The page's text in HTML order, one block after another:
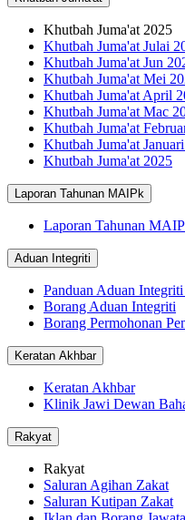
Khutbah Juma'at 2025
Khutbah Juma'at Julai
Khutbah Juma'at Jun
Khutbah Juma'at Mei
Khutbah Juma'at April
Khutbah Juma'at Mac
Khutbah Juma'at
Khutbah Juma'at
Khutbah Juma'at 2025
Laporan Tahunan MAIPk
Laporan Tahunan
Aduan Integriti
Panduan Aduan
Borang Aduan Integriti
Borang Permohonan
Keratan Akhbar
Keratan Akhbar
Klinik Jawi Dewan
Rakyat
Rakyat
Saluran Agihan Zakat
Saluran Kutipan Zakat